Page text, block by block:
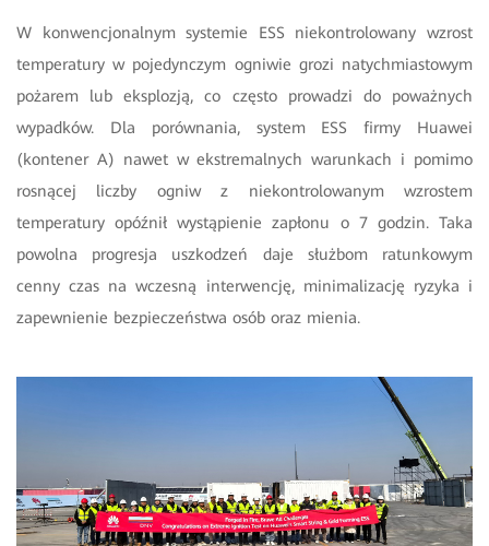
W konwencjonalnym systemie ESS niekontrolowany wzrost
temperatury w pojedynczym ogniwie grozi natychmiastowym
pożarem lub eksplozją, co często prowadzi do poważnych
wypadków. Dla porównania, system ESS firmy Huawei
(kontener A) nawet w ekstremalnych warunkach i pomimo
rosnącej liczby ogniw z niekontrolowanym wzrostem
temperatury opóźnił wystąpienie zapłonu o 7 godzin. Taka
powolna progresja uszkodzeń daje służbom ratunkowym
cenny czas na wczesną interwencję, minimalizację ryzyka i
zapewnienie bezpieczeństwa osób oraz mienia.